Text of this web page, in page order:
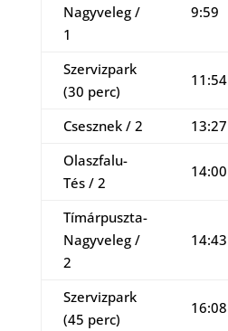
Nagyveleg /
1
9:59
Szervizpark
(30 perc)
11:54
Csesznek / 2 13:27
Olaszfalu-
Tés / 2
14:00
Tímárpuszta-
Nagyveleg /
2
14:43
Szervizpark
(45 perc)
16:08